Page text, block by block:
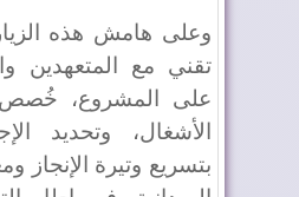
وعلى هامش هذه
تقني مع المتعهدين
على المشروع، خُصص
الأشغال، وتحديد
بتسريع وتيرة الإنجاز